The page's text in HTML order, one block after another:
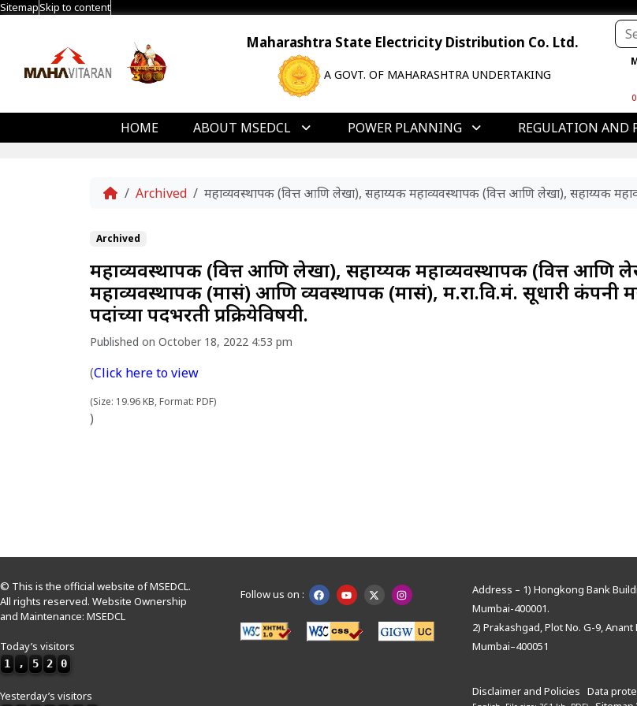
SitemapSkip to content
Maharashtra State Electricity Distribution Co. Ltd.
A GOVT. OF MAHARASHTRA UNDERTAKING
HOME ABOUT MSEDCL POWER PLANNING REGULATION AND
Home
Archived महाव्यवस्थापक (वित्त आणि लेखा), सहाय्यक महाव्यवस्थापक (वित्त आणि लेखा), सहाय्यक
Archived
महाव्यवस्थापक (वित्त आणि लेखा), सहाय्यक महाव्यवस्थापक (वित्त आणि
महाव्यवस्थापक (मासं) आणि व्यवस्थापक (मासं), म.रा.वि.मं. सूत्रधारी कंपनी
पदांच्या पदभरती प्रक्रियेविषयी.
Published on October 18, 2022 4:53 pm
(Click here to view
(Size: 19.96 KB, Format: PDF)
)
© This is the official website of MSEDCL.
All rights reserved. Website Ownership
and Maintenance: MSEDCL
Today’s visitors
1 , 5 2 0
Yesterday’s visitors
Follow us on :
Address – 1) Hongkong Bank
Mumbai-400001.
2) Prakashgad, Plot No. G-9,
Mumbai–400051
Disclaimer and Policies Data